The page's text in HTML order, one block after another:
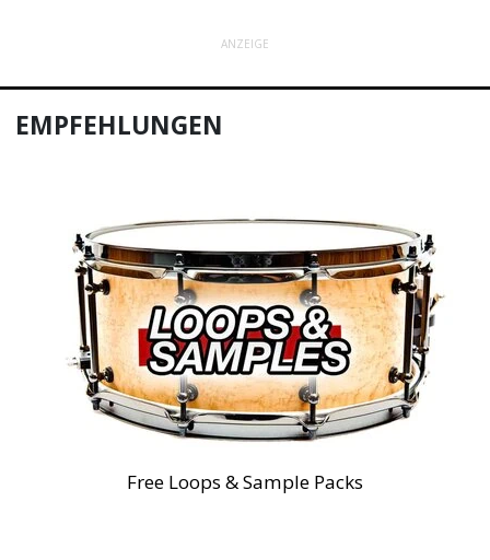
ANZEIGE
EMPFEHLUNGEN
Free Loops & Sample Packs